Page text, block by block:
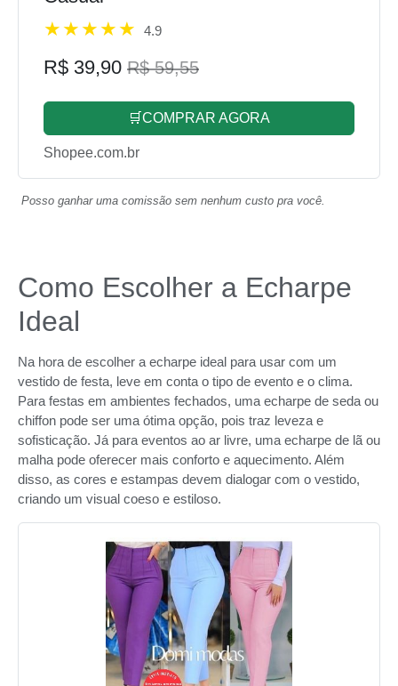
4.9
R$ 39,90 R$ 59,55
🛒COMPRAR AGORA
Shopee.com.br
Posso ganhar uma comissão sem nenhum custo pra você.
Como Escolher a Echarpe
Ideal
Na hora de escolher a echarpe ideal para usar com um
vestido de festa, leve em conta o tipo de evento e o clima.
Para festas em ambientes fechados, uma echarpe de seda ou
chiffon pode ser uma ótima opção, pois traz leveza e
sofisticação. Já para eventos ao ar livre, uma echarpe de lã ou
malha pode oferecer mais conforto e aquecimento. Além
disso, as cores e estampas devem dialogar com o vestido,
criando um visual coeso e estiloso.